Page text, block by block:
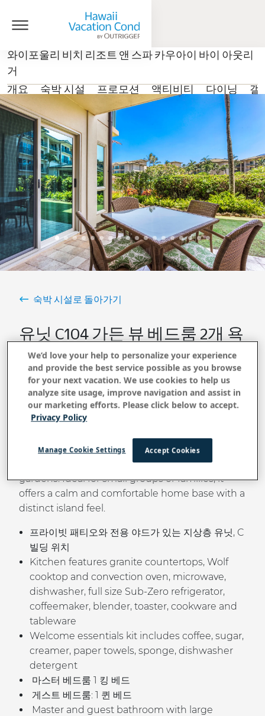
와이포울리 비치 리조트 앤 스파 카우아이 바이 아웃리
거
개요
숙박 시설 프로모션 액티비티 다이닝 갤
숙박 시설로 돌아가기
유닛 C104 가든 뷰 베드룸 2개 욕
실 3개
지금 예약
Escape to this relaxing two-bedroomcondo
tucked among swaying palms and flowering
gardens. Ideal for small groups or families, it
offers a calm and comfortable home base with a
distinct island feel.
프라이빗 패티오와 전용 야드가 있는 지상층 유닛, C
빌딩 위치
Kitchen features granite countertops, Wolf
cooktop and convection oven, microwave,
dishwasher, full size Sub-Zero refrigerator,
coffeemaker, blender, toaster, cookware and
tableware
Welcome essentials kit includes coffee, sugar,
creamer, paper towels, sponge, dishwasher
detergent
마스터 베드룸 1 킹 베드
게스트 베드룸: 1 퀸 베드
Master and guest bathroom with large
We’d love your help to personalize your experience
and provide the best service possible as you browse
for your next vacation. We use cookies to help us
analyze site usage, improve navigation and assist in
our marketing efforts. Please click below to accept.
Privacy Policy
Accept Cookies
Manage Cookie Settings